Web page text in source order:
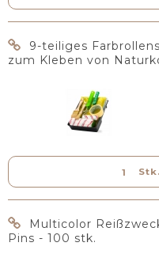
9-teiliges
zum Kleben von
Stk.
Multicolor
Pins - 100 stk.